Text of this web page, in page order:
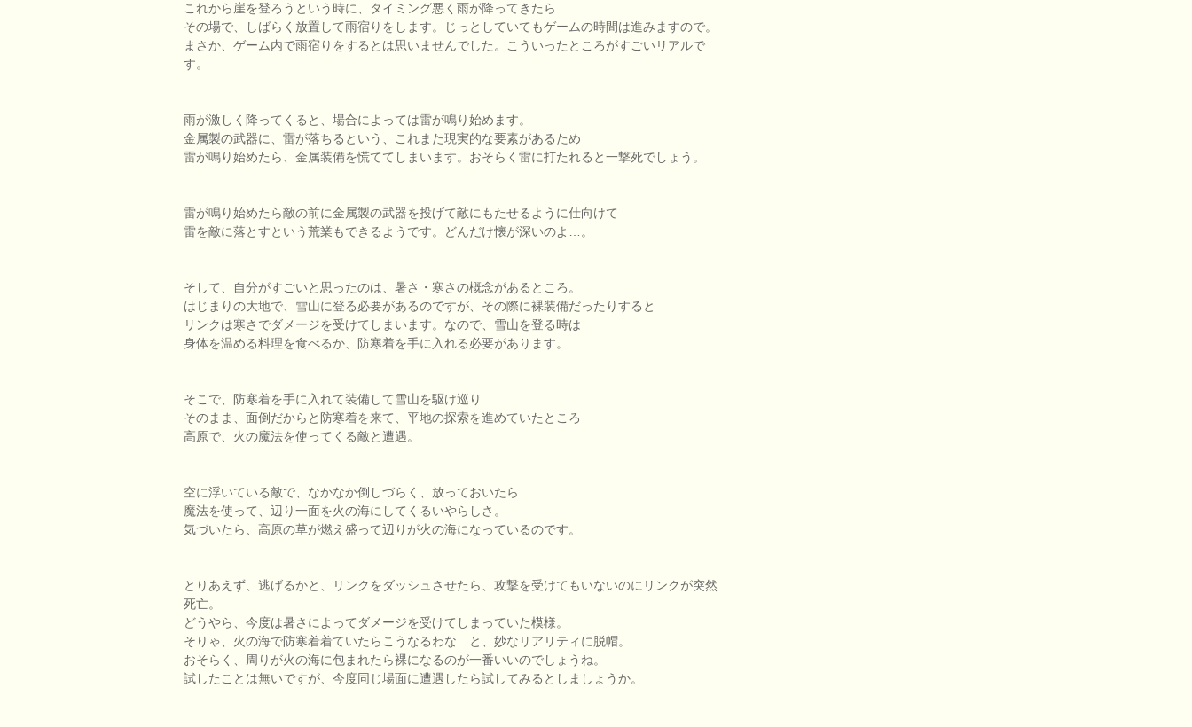
これから崖を登ろうという時に、タイミング悪く雨が降ってきたら
その場で、しばらく放置して雨宿りをします。じっとしていてもゲームの時間は進みますので。
まさか、ゲーム内で雨宿りをするとは思いませんでした。こういったところがすごいリアルで
す。
雨が激しく降ってくると、場合によっては雷が鳴り始めます。
金属製の武器に、雷が落ちるという、これまた現実的な要素があるため
雷が鳴り始めたら、金属装備を慌ててしまいます。おそらく雷に打たれると一撃死でしょう。
雷が鳴り始めたら敵の前に金属製の武器を投げて敵にもたせるように仕向けて
雷を敵に落とすという荒業もできるようです。どんだけ懐が深いのよ…。
そして、自分がすごいと思ったのは、暑さ・寒さの概念があるところ。
はじまりの大地で、雪山に登る必要があるのですが、その際に裸装備だったりすると
リンクは寒さでダメージを受けてしまいます。なので、雪山を登る時は
身体を温める料理を食べるか、防寒着を手に入れる必要があります。
そこで、防寒着を手に入れて装備して雪山を駆け巡り
そのまま、面倒だからと防寒着を来て、平地の探索を進めていたところ
高原で、火の魔法を使ってくる敵と遭遇。
空に浮いている敵で、なかなか倒しづらく、放っておいたら
魔法を使って、辺り一面を火の海にしてくるいやらしさ。
気づいたら、高原の草が燃え盛って辺りが火の海になっているのです。
とりあえず、逃げるかと、リンクをダッシュさせたら、攻撃を受けてもいないのにリンクが突然
死亡。
どうやら、今度は暑さによってダメージを受けてしまっていた模様。
そりゃ、火の海で防寒着着ていたらこうなるわな…と、妙なリアリティに脱帽。
おそらく、周りが火の海に包まれたら裸になるのが一番いいのでしょうね。
試したことは無いですが、今度同じ場面に遭遇したら試してみるとしましょうか。